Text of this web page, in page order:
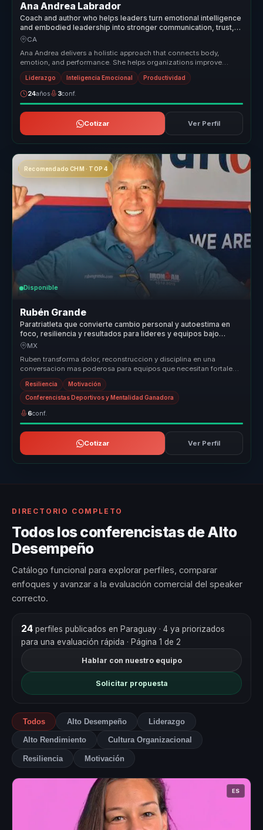
Ana Andrea Labrador
Coach and author who helps leaders turn emotional intelligence
and embodied leadership into stronger communication, trust,
and team performance.
CA
Ana Andrea delivers a holistic approach that connects body,
emotion, and performance. She helps organizations improve
relationships, rais...
Liderazgo Inteligencia Emocional Productividad
24años 3conf.
Cotizar Ver Perfil
Recomendado CHM · TOP 4
Disponible
Rubén Grande
Paratriatleta que convierte cambio personal y autoestima en
foco, resiliencia y resultados para lideres y equipos bajo
presion.
MX
Ruben transforma dolor, reconstruccion y disciplina en una
conversacion mas poderosa para equipos que necesitan fortaleza
mental, resilie...
Resiliencia Motivación
Conferencistas Deportivos y Mentalidad Ganadora
6conf.
Cotizar Ver Perfil
DIRECTORIO COMPLETO
Todos los conferencistas de Alto
Desempeño
Catálogo funcional para explorar perfiles, comparar
enfoques y avanzar a la evaluación comercial del speaker
correcto.
24perfiles publicados en Paraguay · 4 ya priorizados
para una evaluación rápida · Página 1 de 2
Hablar con nuestro equipo
Solicitar propuesta
Todos Alto Desempeño Liderazgo
Alto Rendimiento Cultura Organizacional
Resiliencia Motivación
ES